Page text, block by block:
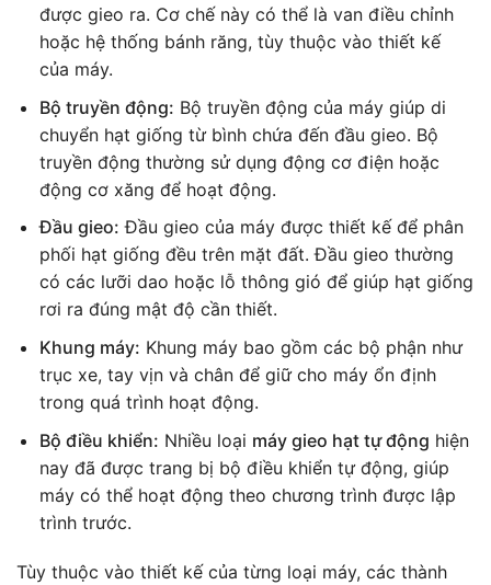
được gieo ra. Cơ chế này có thể là van điều chỉnh
hoặc hệ thống bánh răng, tùy thuộc vào thiết kế
của máy.
Bộ truyền động: Bộ truyền động của máy giúp di
chuyển hạt giống từ bình chứa đến đầu gieo. Bộ
truyền động thường sử dụng động cơ điện hoặc
động cơ xăng để hoạt động.
Đầu gieo: Đầu gieo của máy được thiết kế để phân
phối hạt giống đều trên mặt đất. Đầu gieo thường
có các lưỡi dao hoặc lỗ thông gió để giúp hạt giống
rơi ra đúng mật độ cần thiết.
Khung máy: Khung máy bao gồm các bộ phận như
trục xe, tay vịn và chân để giữ cho máy ổn định
trong quá trình hoạt động.
Bộ điều khiển: Nhiều loại máy gieo hạt tự động hiện
nay đã được trang bị bộ điều khiển tự động, giúp
máy có thể hoạt động theo chương trình được lập
trình trước.
Tùy thuộc vào thiết kế của từng loại máy, các thành